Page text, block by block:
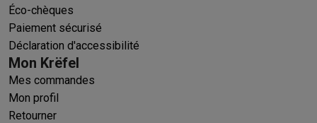
Éco-chèques
Paiement sécurisé
Déclaration d'accessibilité
Mon Krëfel
Mes commandes
Mon profil
Retourner